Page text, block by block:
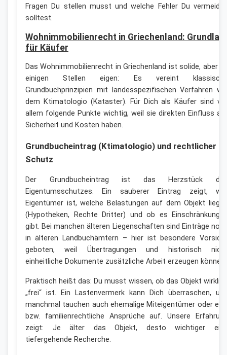
Fragen Du stellen musst und welche Fehler Du
solltest.
Wohnimmobilienrecht in Griechenland:
für Käufer
Das Wohnimmobilienrecht in Griechenland ist solide, aber
einigen Stellen eigen: Es vereint
Grundbuchprinzipien mit landesspezifischen Verfahren
dem Ktimatologio (Kataster). Für Dich als Käufer sind
allem folgende Punkte wichtig, weil sie direkten Einfluss
Sicherheit und Kosten haben.
Grundbucheintrag (Ktimatologio) und rechtlicher
Schutz
Der Grundbucheintrag ist das Herzstück
Eigentumsschutzes. Ein sauberer Eintrag zeigt,
Eigentümer ist, welche Belastungen auf dem Objekt
(Hypotheken, Rechte Dritter) und ob es
gibt. Bei manchen älteren Liegenschaften sind Einträge
in älteren Landbuchämtern – hier ist besondere
geboten, weil Übertragungen und historisch
einheitliche Dokumente zusätzliche Arbeit erzeugen können.
Praktisch heißt das: Du musst wissen, ob das Objekt
„frei“ ist. Ein Lastenvermerk kann Dich überraschen,
manchmal tauchen auch ehemalige Miteigentümer oder
bzw. familienrechtliche Ansprüche auf. Unsere
zeigt: Je älter das Objekt, desto wichtiger
tiefergehende Recherche.